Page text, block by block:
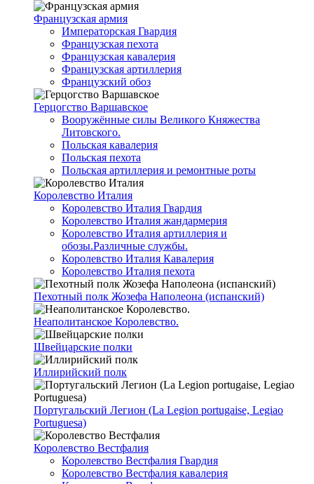
Французская армия
Императорская Гвардия
Французская пехота
Французская кавалерия
Французская артиллерия
Французский обоз
Герцогство Варшавское
Вооружённые силы Великого Княжества
Литовского.
Польская кавалерия
Польская пехота
Польская артиллерия и ремонтные роты
Королевство Италия
Королевство Италия Гвардия
Королевство Италия жандармерия
Королевство Италия артиллерия и
обозы.Различные службы.
Королевство Италия Кавалерия
Королевство Италия пехота
Пехотный полк Жозефа Наполеона (испанский)
Неаполитанское Королевство.
Швейцарские полки
Иллирийский полк
Португальский Легион (La Legion portugaise, Legiao
Portuguesa)
Королевство Вестфалия
Королевство Вестфалия Гвардия
Королевство Вестфалия кавалерия